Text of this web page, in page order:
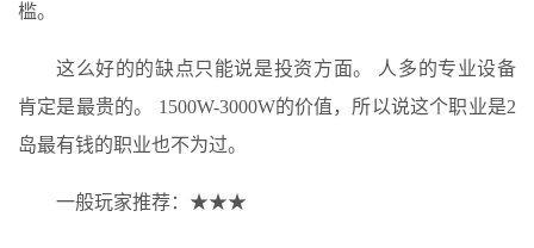
槛。
这么好的的缺点只能说是投资方面。 人多的专业设备
肯定是最贵的。 1500W-3000W的价值，所以说这个职业是2
岛最有钱的职业也不为过。
一般玩家推荐：★★★